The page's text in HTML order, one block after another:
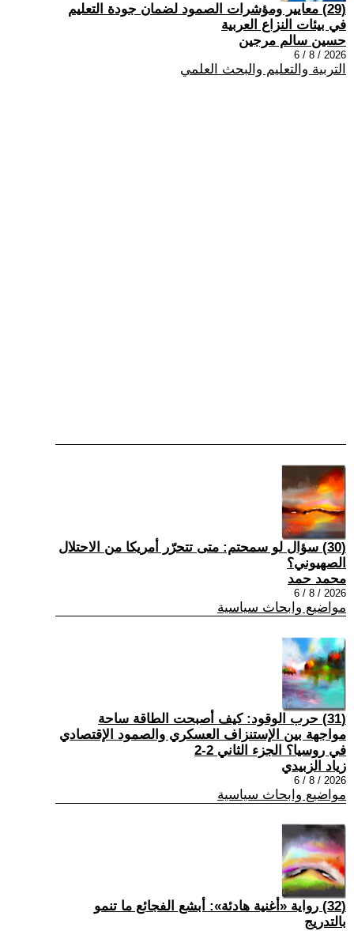
(29) معايير ومؤشرات الصمود لضمان جودة التعليم
في بيئات النزاع العربية
حسين سالم مرجين
2026 / 8 / 6
التربية والتعليم والبحث العلمي
(30) سؤال لو سمحتم: متى تتحرّر أمريكا من الاحتلال
الصهيوني؟
محمد حمد
2026 / 8 / 6
مواضيع وابحاث سياسية
(31) حرب الوقود: كيف أصبحت الطاقة ساحة
مواجهة بين الإستنزاف العسكري والصمود الإقتصادي
في روسيا؟ الجزء الثاني 2-2
زياد الزبيدي
2026 / 8 / 6
مواضيع وابحاث سياسية
(32) رواية «أغنية هادئة»: أبشع الفجائع ما تنمو
بالتدريج